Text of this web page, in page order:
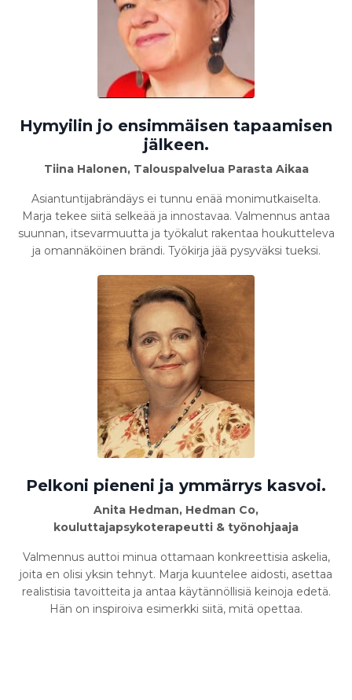
Hymyilin jo ensimmäisen tapaamisen
jälkeen.
Tiina Halonen, Talouspalvelua Parasta Aikaa
Asiantuntijabrändäys ei tunnu enää monimutkaiselta.
Marja tekee siitä selkeää ja innostavaa. Valmennus antaa
suunnan, itsevarmuutta ja työkalut rakentaa houkutteleva
ja omannäköinen brändi. Työkirja jää pysyväksi tueksi.
Pelkoni pieneni ja ymmärrys kasvoi.
Anita Hedman, Hedman Co,
kouluttajapsykoterapeutti & työnohjaaja
Valmennus auttoi minua ottamaan konkreettisia askelia,
joita en olisi yksin tehnyt. Marja kuuntelee aidosti, asettaa
realistisia tavoitteita ja antaa käytännöllisiä keinoja edetä.
Hän on inspiroiva esimerkki siitä, mitä opettaa.